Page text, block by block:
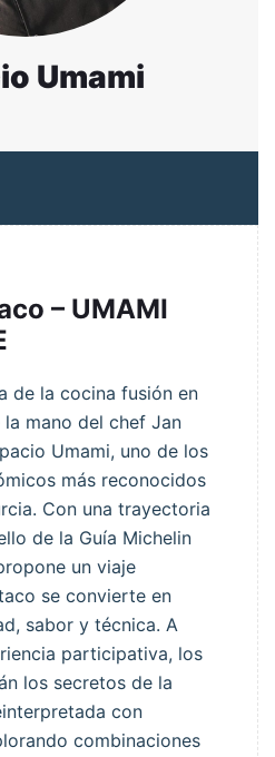
Umami
– UMAMI
de la cocina fusión en
mano del chef Jan
Umami, uno de los
más reconocidos
Con una trayectoria
de la Guía Michelin
un viaje
se convierte en
sabor y técnica. A
participativa, los
los secretos de la
con
combinaciones